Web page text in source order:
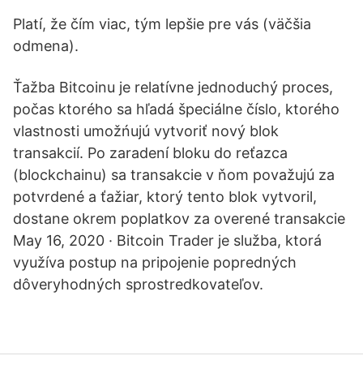
Platí, že čím viac, tým lepšie pre vás (väčšia
odmena).
Ťažba Bitcoinu je relatívne jednoduchý proces,
počas ktorého sa hľadá špeciálne číslo, ktorého
vlastnosti umožńujú vytvoriť nový blok
transakcií. Po zaradení bloku do reťazca
(blockchainu) sa transakcie v ňom považujú za
potvrdené a ťažiar, ktorý tento blok vytvoril,
dostane okrem poplatkov za overené transakcie
May 16, 2020 · Bitcoin Trader je služba, ktorá
využíva postup na pripojenie popredných
dôveryhodných sprostredkovateľov.